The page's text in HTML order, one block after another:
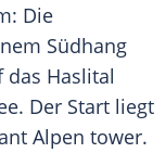
Die
Südhang
das Haslital
Der Start liegt
Alpen tower.